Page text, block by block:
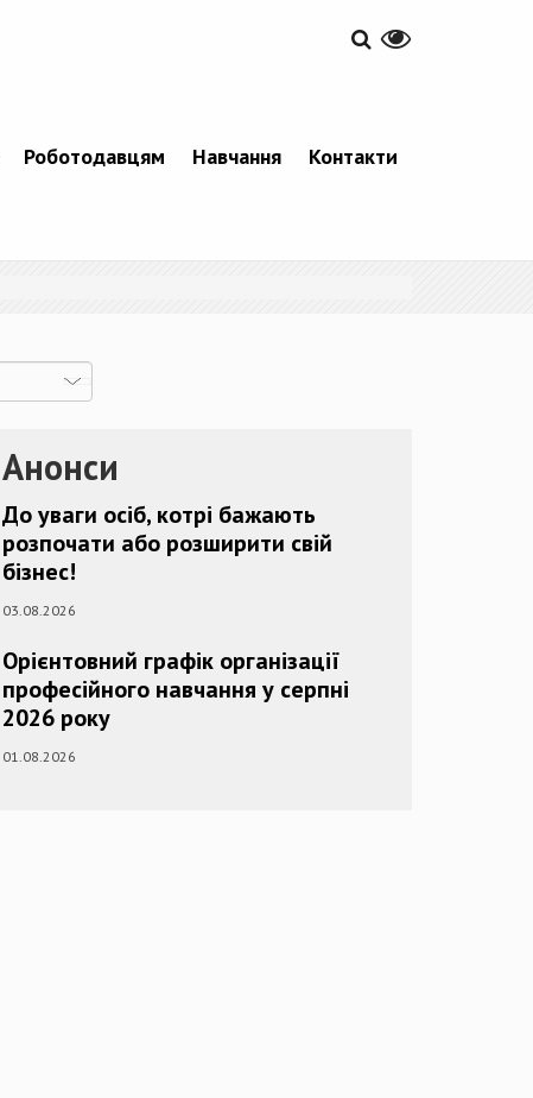
Роботодавцям Навчання Контакти
Анонси
До уваги осіб, котрі бажають
розпочати або розширити свій
бізнес!
03.08.2026
Орієнтовний графік організації
професійного навчання у серпні
2026 року
01.08.2026